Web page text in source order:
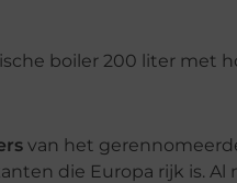
van het
die Europa rijk is. Al